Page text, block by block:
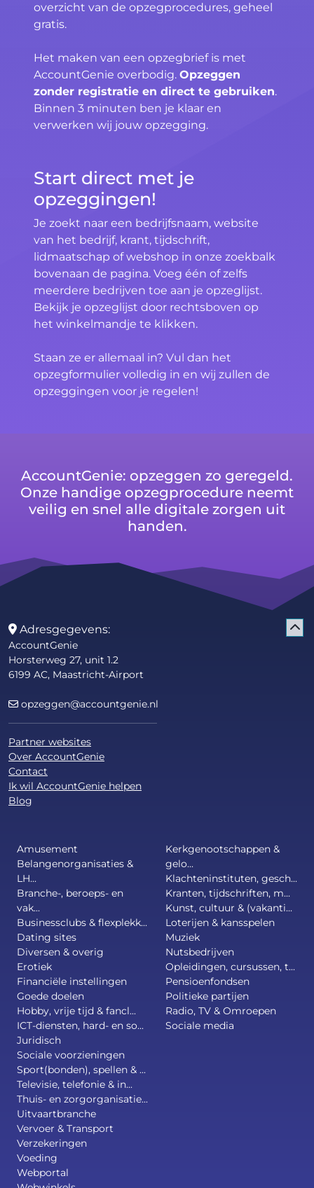
overzicht van de opzegprocedures, geheel
gratis.
Het maken van een opzegbrief is met
AccountGenie overbodig. Opzeggen
zonder registratie en direct te gebruiken.
Binnen 3 minuten ben je klaar en
verwerken wij jouw opzegging.
Start direct met je
opzeggingen!
Je zoekt naar een bedrijfsnaam, website
van het bedrijf, krant, tijdschrift,
lidmaatschap of webshop in onze zoekbalk
bovenaan de pagina. Voeg één of zelfs
meerdere bedrijven toe aan je opzeglijst.
Bekijk je opzeglijst door rechtsboven op
het winkelmandje te klikken.
Staan ze er allemaal in? Vul dan het
opzegformulier volledig in en wij zullen de
opzeggingen voor je regelen!
AccountGenie: opzeggen zo geregeld.
Onze handige opzegprocedure neemt
veilig en snel alle digitale zorgen uit
handen.
Adresgegevens:
AccountGenie
Horsterweg 27, unit 1.2
6199 AC, Maastricht-Airport
opzeggen@accountgenie.nl
Partner websites
Over AccountGenie
Contact
Ik wil AccountGenie helpen
Blog
Amusement
Belangenorganisaties &
LH...
Branche-, beroeps- en
vak...
Businessclubs & flexplekk...
Dating sites
Diversen & overig
Erotiek
Financiële instellingen
Goede doelen
Hobby, vrije tijd & fancl...
ICT-diensten, hard- en so...
Juridisch
Kerkgenootschappen &
gelo...
Klachteninstituten, gesch...
Kranten, tijdschriften, m...
Kunst, cultuur & (vakanti...
Loterijen & kansspelen
Muziek
Nutsbedrijven
Opleidingen, cursussen, t...
Pensioenfondsen
Politieke partijen
Radio, TV & Omroepen
Sociale media
Sociale voorzieningen
Sport(bonden), spellen & ...
Televisie, telefonie & in...
Thuis- en zorgorganisatie...
Uitvaartbranche
Vervoer & Transport
Verzekeringen
Voeding
Webportal